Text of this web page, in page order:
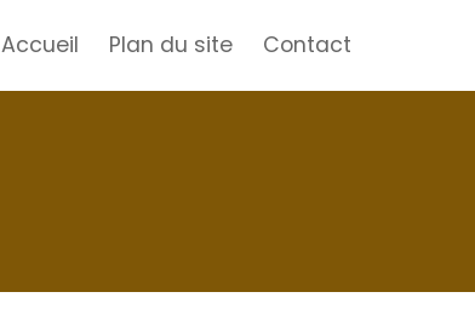
Accueil Plan du site Contact